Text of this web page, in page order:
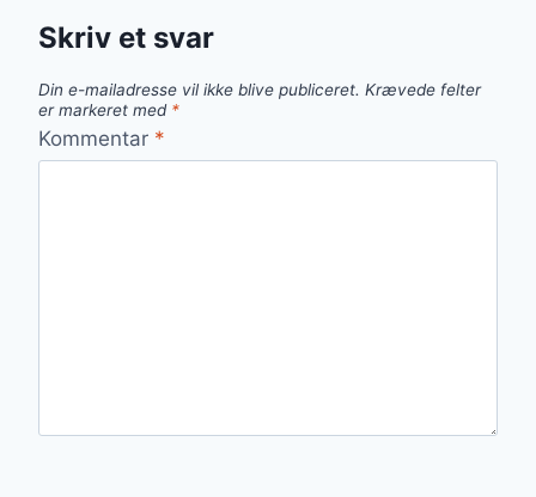
Skriv et svar
Din e-mailadresse vil ikke blive publiceret. Krævede felter
er markeret med *
Kommentar *